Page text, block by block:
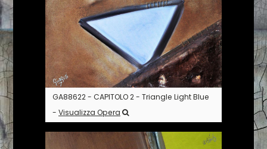
GA88622 - CAPITOLO 2 - Triangle Light Blue
- Visualizza Opera